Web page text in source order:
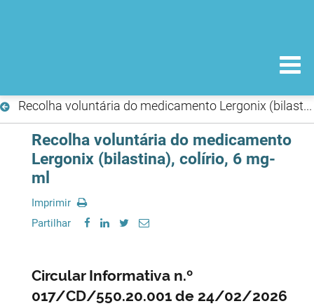
Recolha voluntária do medicamento Lergonix (bilastina), colírio, 6 mg-ml
Recolha voluntária do medicamento
Lergonix (bilastina), colírio, 6 mg-
ml
Imprimir
Partilhar
Circular Informativa n.º
017/CD/550.20.001 de 24/02/2026